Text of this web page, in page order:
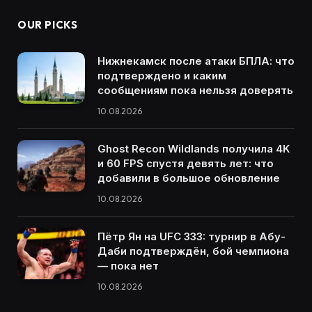
OUR PICKS
Нижнекамск после атаки БПЛА: что
подтверждено и каким
сообщениям пока нельзя доверять
10.08.2026
Ghost Recon Wildlands получила 4K
и 60 FPS спустя девять лет: что
добавили в большое обновление
10.08.2026
Пётр Ян на UFC 333: турнир в Абу-
Даби подтверждён, бой чемпиона
— пока нет
10.08.2026